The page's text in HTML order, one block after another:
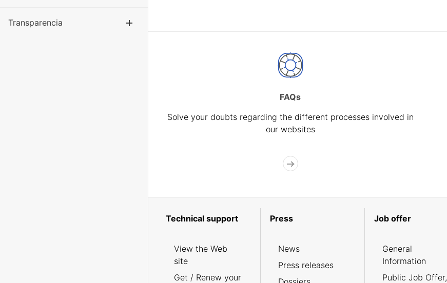
Transparencia
FAQs
Solve your doubts regarding the different processes involved in
our websites
Technical support
View the Web
site
Get / Renew your
Press
News
Press releases
Job offer
General
Information
Public Job Offer,